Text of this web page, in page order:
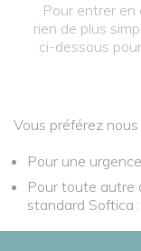
Pour entrer
rien de plus
ci-dessous
Vous préférez
Pour une
Pour toute autre
standard Softica :